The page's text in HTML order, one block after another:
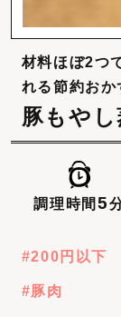
材料ほぼ2つ
れる節約おか
豚もやし
調理時間 5
200円以下
豚肉